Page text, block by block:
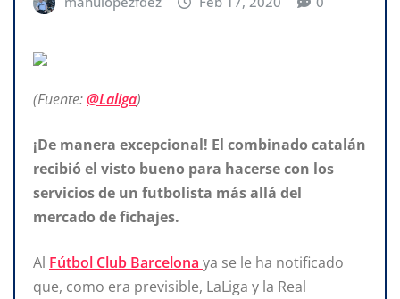
(Fuente:@Laliga)
¡De manera excepcional! El combinado catalán
recibió el visto bueno para hacerse con los
servicios de un futbolista más allá del
mercado de fichajes.
Al Fútbol Club Barcelona ya se le ha notificado
que, como era previsible, LaLiga y la Real